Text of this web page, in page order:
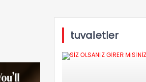
tuvaletler